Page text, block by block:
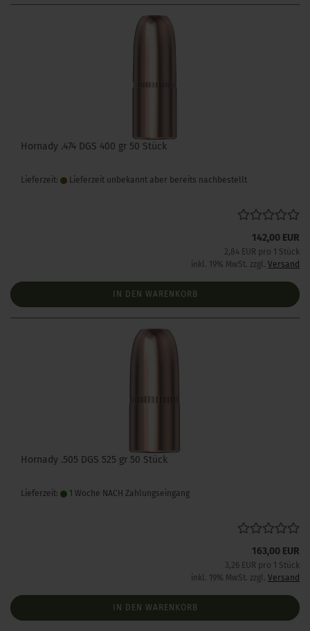
Hornady .474 DGS 400 gr 50 Stück
Lieferzeit: Lieferzeit unbekannt aber bereits nachbestellt
142,00 EUR
2,84 EUR pro 1 Stück
inkl. 19% MwSt. zzgl. Versand
IN DEN WARENKORB
Hornady .505 DGS 525 gr 50 Stück
Lieferzeit: 1 Woche NACH Zahlungseingang
163,00 EUR
3,26 EUR pro 1 Stück
inkl. 19% MwSt. zzgl. Versand
IN DEN WARENKORB